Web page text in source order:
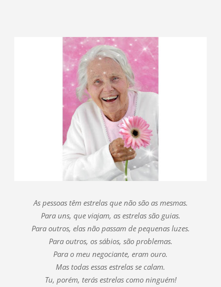
As pessoas têm estrelas que não são as mesmas.
Para uns, que viajam, as estrelas são guias.
Para outros, elas não passam de pequenas luzes.
Para outros, os sábios, são problemas.
Para o meu negociante, eram ouro.
Mas todas essas estrelas se calam.
Tu, porém, terás estrelas como ninguém!